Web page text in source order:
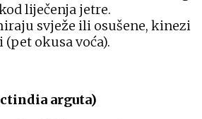
liječenja jetre.
svježe ili osušene, kinezi
okusa voća).
arguta)